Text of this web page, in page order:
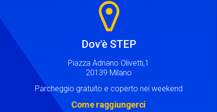
Dov'è STEP
Piazza Adriano Olivetti,1
20139 Milano
Parcheggio gratuito e coperto nei weekend
Come raggiungerci